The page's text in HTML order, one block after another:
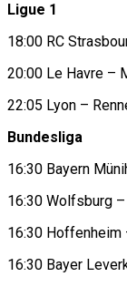
Ligue 1
18:00 RC
20:00 Le Havre –
22:05 Lyon –
Bundesliga
16:30 Bayern
16:30 Wolfsburg
16:30 Hoffenheim
16:30 Bayer